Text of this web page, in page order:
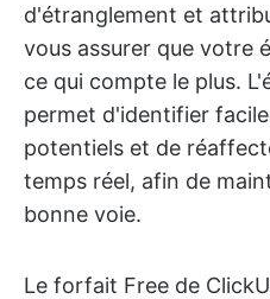
d'étranglement et
vous assurer que votre
ce qui compte le plus.
permet d'identifier
potentiels et de
temps réel, afin de
bonne voie.
Le forfait Free de